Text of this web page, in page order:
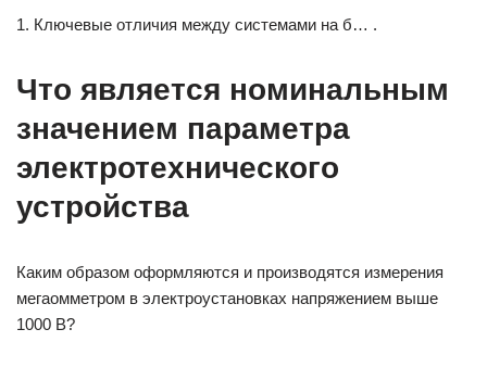
1. Ключевые отличия между системами на б… .
Что является номинальным
значением параметра
электротехнического
устройства
Каким образом оформляются и производятся измерения
мегаомметром в электроустановках напряжением выше
1000 В?